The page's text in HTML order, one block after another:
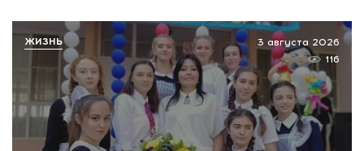
3 августа 2026
116
ЖИЗНЬ